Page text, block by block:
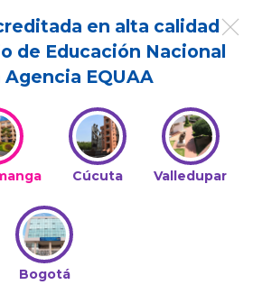
en alta calidad
de Educación Nacional
Agencia EQUAA
Cúcuta Valledupar
Bogotá